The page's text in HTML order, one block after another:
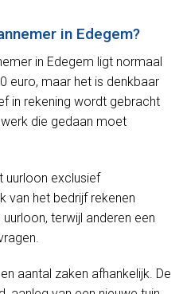
in Edegem?
in Edegem ligt normaal
euro, maar het is denkbaar
in rekening wordt gebracht
die gedaan moet
uurloon exclusief
van het bedrijf rekenen
terwijl anderen een
aantal zaken afhankelijk. De